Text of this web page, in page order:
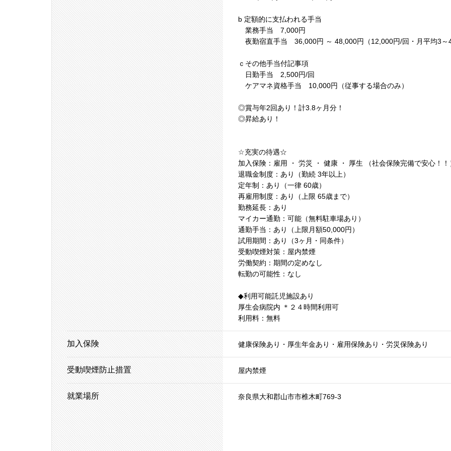
b 定額的に支払われる手当
業務手当 7,000円
夜勤宿直手当 36,000円 ～ 48,000円（12,000円/回・月平均3～4
ｃその他手当付記事項
日勤手当 2,500円/回
ケアマネ資格手当 10,000円（従事する場合のみ）
◎賞与年2回あり！計3.8ヶ月分！
◎昇給あり！
☆充実の待遇☆
加入保険：雇用 ・ 労災 ・ 健康 ・ 厚生 （社会保険完備で安心！！
退職金制度：あり（勤続 3年以上）
定年制：あり（一律 60歳）
再雇用制度：あり（上限 65歳まで）
勤務延長：あり
マイカー通勤：可能（無料駐車場あり）
通勤手当：あり（上限月額50,000円）
試用期間：あり（3ヶ月・同条件）
受動喫煙対策：屋内禁煙
労働契約：期間の定めなし
転勤の可能性：なし
◆利用可能託児施設あり
厚生会病院内 ＊２４時間利用可
利用料：無料
加入保険 健康保険あり・厚生年金あり・雇用保険あり・労災保険あり
受動喫煙防止措置 屋内禁煙
就業場所 奈良県大和郡山市市椎木町769-3